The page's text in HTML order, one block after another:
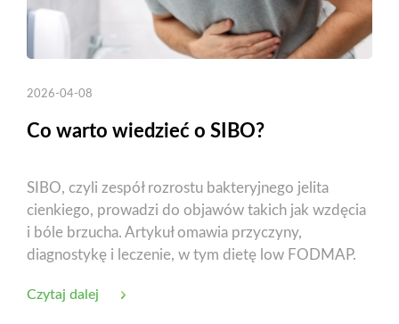
2026-04-08
Co warto wiedzieć o SIBO?
SIBO, czyli zespół rozrostu bakteryjnego jelita
cienkiego, prowadzi do objawów takich jak wzdęcia
i bóle brzucha. Artykuł omawia przyczyny,
diagnostykę i leczenie, w tym dietę low FODMAP.
Czytaj dalej